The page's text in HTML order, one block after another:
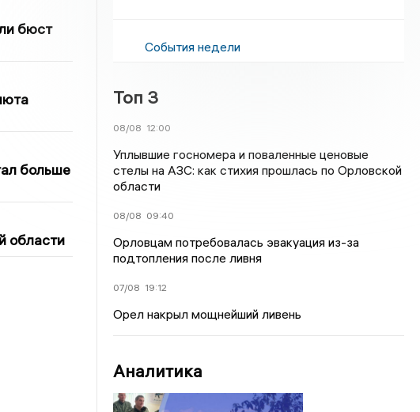
бюст
больше
области
События недели
Топ 3
08/08 12:00
Уплывшие госномера и поваленные ценовые
стелы на АЗС: как стихия прошлась по Орловской
области
08/08 09:40
Орловцам потребовалась эвакуация из-за
подтопления после ливня
07/08 19:12
Орел накрыл мощнейший ливень
Аналитика